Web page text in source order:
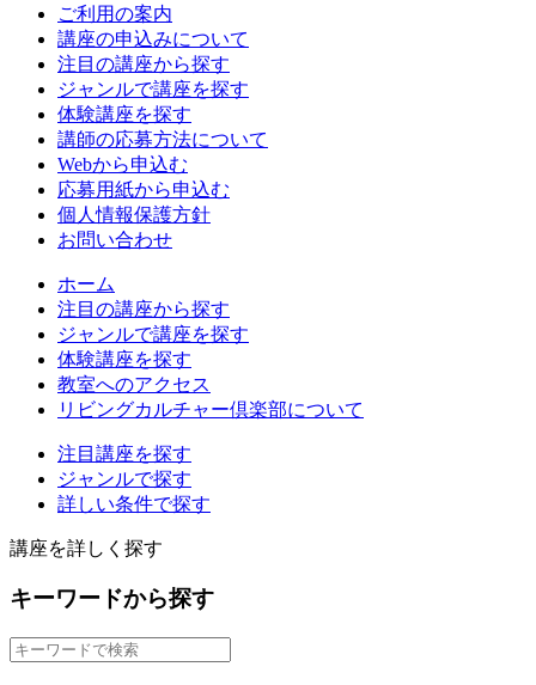
ご利用の案内
講座の申込みについて
注目の講座から探す
ジャンルで講座を探す
体験講座を探す
講師の応募方法について
Webから申込む
応募用紙から申込む
個人情報保護方針
お問い合わせ
ホーム
注目の講座から探す
ジャンルで講座を探す
体験講座を探す
教室へのアクセス
リビングカルチャー倶楽部について
注目講座を探す
ジャンルで探す
詳しい条件で探す
講座を詳しく探す
キーワードから探す